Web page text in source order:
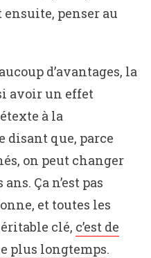
penser au
d’avantages, la
avoir un effet
à la
disant que, parce
on peut changer
Ça n’est pas
et toutes les
clé, c’est de
plus longtemps.